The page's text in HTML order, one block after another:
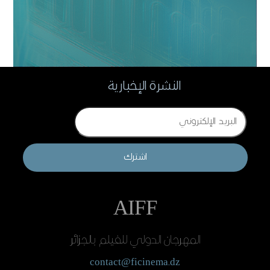
النشرة الإخبارية
Email
اشترك
AIFF
المهرجان الدولي للفيلم بالجزائر
contact@ficinema.dz